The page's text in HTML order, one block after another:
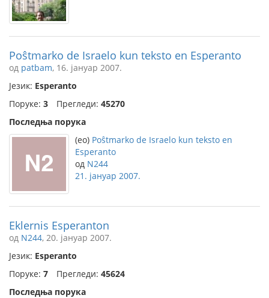
Poŝtmarko de Israelo kun teksto en Esperanto
од patbam, 16. јануар 2007.
Језик: Esperanto
Поруке: 3 Прегледи: 45270
Последња порука
(eo) Poŝtmarko de Israelo kun teksto en
Esperanto
од N244
21. јануар 2007.
Eklernis Esperanton
од N244, 20. јануар 2007.
Језик: Esperanto
Поруке: 7 Прегледи: 45624
Последња порука